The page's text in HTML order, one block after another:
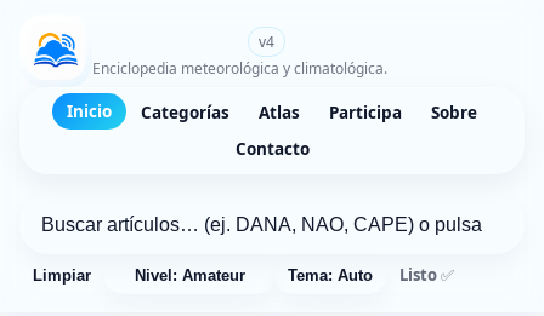
v4
Enciclopedia meteorológica y climatológica.
Inicio Categorías Atlas Participa
Sobre
Contacto
Limpiar Nivel: Amateur Tema: Auto Listo ✅